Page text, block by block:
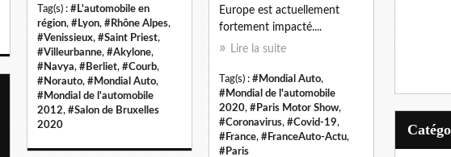
Tag(s) : #L'automobile en
région, #Lyon, #Rhône Alpes,
#Venissieux, #Saint Priest,
#Villeurbanne, #Akylone,
#Navya, #Berliet, #Courb,
#Norauto, #Mondial Auto,
#Mondial de l'automobile
2012, #Salon de Bruxelles
2020
Europe est actuellement
fortement impacté....
Lire la suite
Tag(s) : #Mondial Auto,
#Mondial de l'automobile
2020, #Paris Motor Show,
#Coronavirus, #Covid-19,
#France, #FranceAuto-Actu,
#Paris